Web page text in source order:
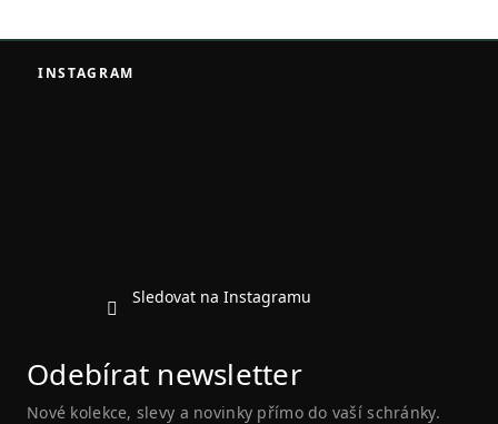
Z
INSTAGRAM
Sledovat na Instagramu
Odebírat newsletter
Nové kolekce, slevy a novinky přímo do vaší schránky.